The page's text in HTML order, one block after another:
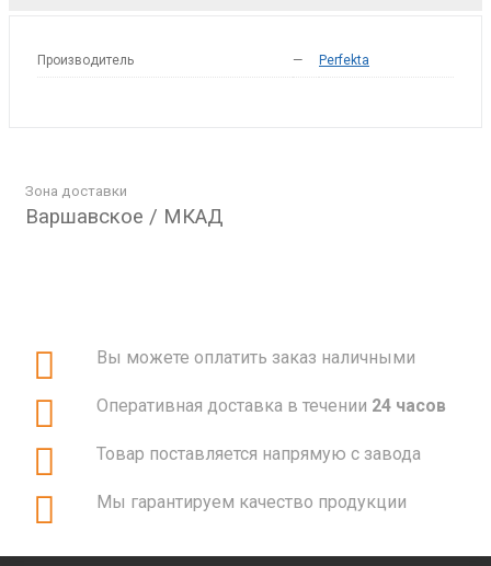
Производитель — Perfekta
Зона доставки
Варшавское / МКАД
Вы можете оплатить заказ наличными
Оперативная доставка в течении 24 часов
Товар поставляется напрямую с завода
Мы гарантируем качество продукции